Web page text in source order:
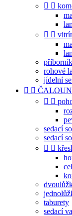
 
 
rohové
jídelní
 
 
sedací
sedací
 
taburety
sedací